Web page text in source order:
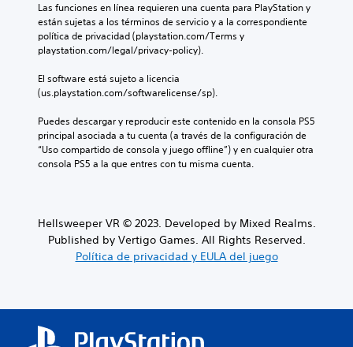
Las funciones en línea requieren una cuenta para PlayStation y
están sujetas a los términos de servicio y a la correspondiente
política de privacidad (playstation.com/Terms y
playstation.com/legal/privacy-policy).
El software está sujeto a licencia
(us.playstation.com/softwarelicense/sp).
Puedes descargar y reproducir este contenido en la consola PS5
principal asociada a tu cuenta (a través de la configuración de
“Uso compartido de consola y juego offline”) y en cualquier otra
consola PS5 a la que entres con tu misma cuenta.
Hellsweeper VR © 2023. Developed by Mixed Realms.
Published by Vertigo Games. All Rights Reserved.
Política de privacidad y EULA del juego